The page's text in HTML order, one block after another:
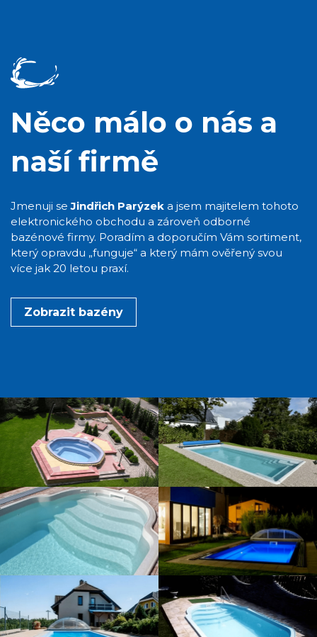
Něco málo o nás a
naší firmě
Jmenuji seJindřich Parýzek a jsem majitelem tohoto
elektronického obchodu a zároveň odborné
bazénové firmy. Poradím a doporučím Vám sortiment,
který opravdu „funguje“ a který mám ověřený svou
více jak 20 letou praxí.
Zobrazit bazény